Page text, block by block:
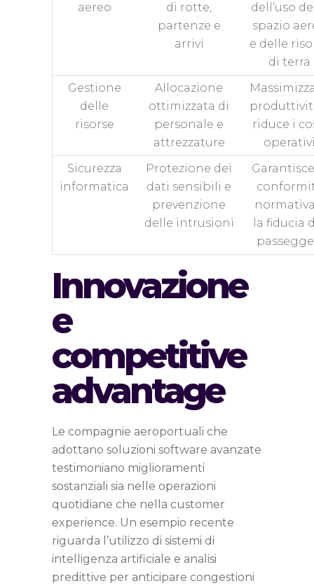
aereo
di rotte,
partenze e
arrivi
dell’uso
spazio
e delle
di terra
Gestione
delle
risorse
Allocazione
ottimizzata di
personale e
attrezzature
riduce i
Sicurezza
informatica
Protezione dei
dati sensibili e
prevenzione
delle intrusioni
la fiducia
Innovazione
e
competitive
advantage
Le compagnie aeroportuali che
adottano soluzioni software avanzate
testimoniano miglioramenti
sostanziali sia nelle operazioni
quotidiane che nella customer
experience. Un esempio recente
riguarda l’utilizzo di sistemi di
intelligenza artificiale e analisi
predittive per anticipare congestioni